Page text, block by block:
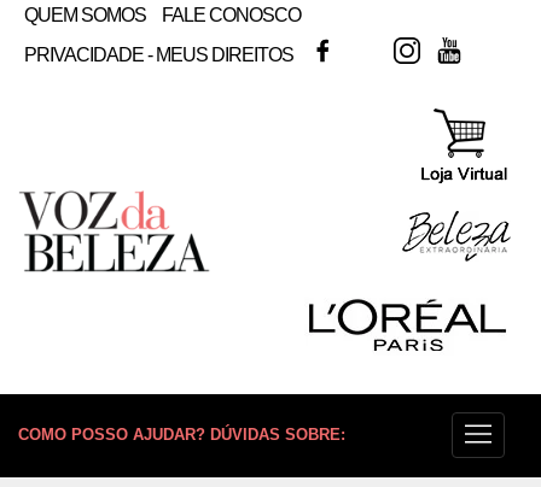
QUEM SOMOS
FALE CONOSCO
PRIVACIDADE - MEUS DIREITOS
FACEBOOKTWITTERINSTAGRAM
COMO POSSO AJUDAR? DÚVIDAS SOBRE: